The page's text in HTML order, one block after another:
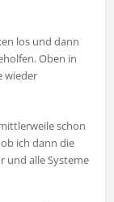
los und dann
Oben in
wieder
schon
ich dann die
und alle Systeme